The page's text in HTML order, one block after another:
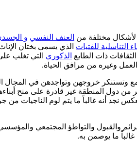
لأشكال مختلفة من العنف النفسي و
التناسلية للفتيات الذي يسمى بختان
ذات الطابع الذكوري التي تغلب
وغيره من مرافق الحياة.
وتستنكر خروجهن وتواجدهن في المجال
من دول المنطقة غير قادرة على منح
أنه غالباً ما يتم لوم الناجيات من
والقبول والتواطؤ المجتمعي
ما يوصمن به.